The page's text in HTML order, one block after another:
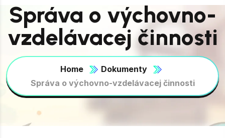
Správa o výchovno-
vzdelávacej činnosti
Home
Dokumenty
Správa o výchovno-vzdelávacej činnosti